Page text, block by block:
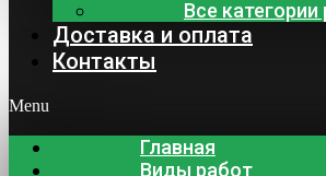
Все категории
Доставка и оплата
Контакты
Menu
Главная
Виды работ